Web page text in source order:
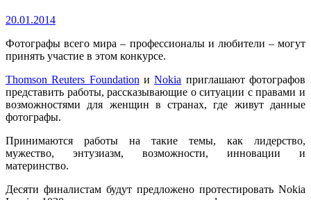
20.01.2014
Фотографы всего мира – профессионалы и любители – могут
принять участие в этом конкурсе.
Thomson Reuters Foundation иNokia приглашают фотографов
представить работы, рассказывающие о ситуации с правами и
возможностями для женщин в странах, где живут данные
фотографы.
Принимаются работы на такие темы, как лидерство,
мужество, энтузиазм, возможности, инновации и
материнство.
Десяти финалистам будут предложено протестировать Nokia